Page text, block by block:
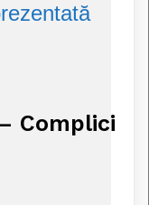
Complici